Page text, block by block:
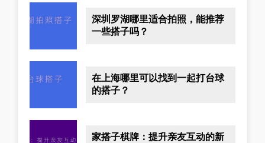
深圳罗湖哪里适合拍照，能推荐
一些搭子吗？
在上海哪里可以找到一起打台球
的搭子？
家搭子棋牌：提升亲友互动的新